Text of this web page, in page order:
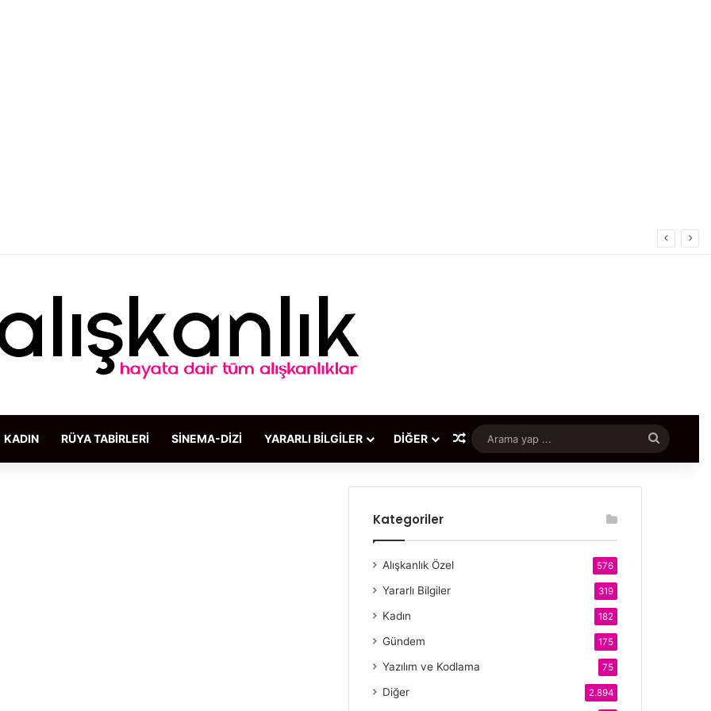
KADIN RÜYA TABIRLERI SINEMA-DIZI YARARLI BILGILER DIĞER Rastgele Makale
Arama
yap
Kategoriler
Alışkanlık Özel 576
Yararlı Bilgiler 319
Kadın 182
Gündem 175
Yazılım ve Kodlama 75
Diğer 2.894